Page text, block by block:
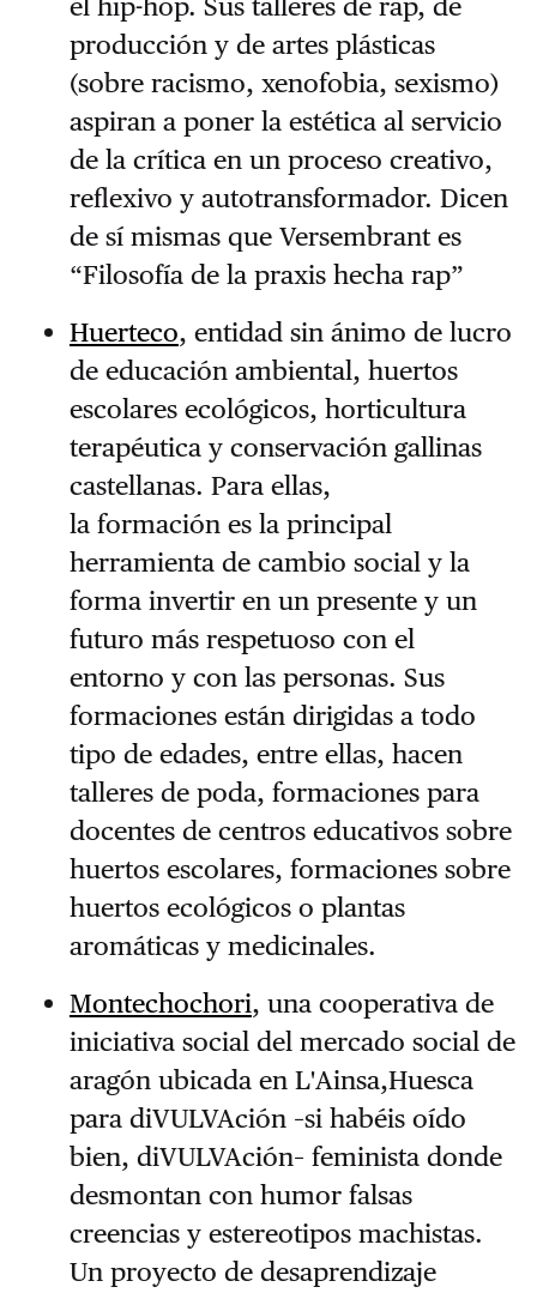
el hip-hop. Sus talleres de rap, de
producción y de artes plásticas
(sobre racismo, xenofobia, sexismo)
aspiran a poner la estética al servicio
de la crítica en un proceso creativo,
reflexivo y autotransformador. Dicen
de sí mismas que Versembrant es
“Filosofía de la praxis hecha rap”
Huerteco, entidad sin ánimo de lucro
de educación ambiental, huertos
escolares ecológicos, horticultura
terapéutica y conservación gallinas
castellanas. Para ellas,
la formación es la principal
herramienta de cambio social y la
forma invertir en un presente y un
futuro más respetuoso con el
entorno y con las personas. Sus
formaciones están dirigidas a todo
tipo de edades, entre ellas, hacen
talleres de poda, formaciones para
docentes de centros educativos sobre
huertos escolares, formaciones sobre
huertos ecológicos o plantas
aromáticas y medicinales.
Montechochori, una cooperativa de
iniciativa social del mercado social de
aragón ubicada en L'Ainsa,Huesca
para diVULVAción –si habéis oído
bien, diVULVAción– feminista donde
desmontan con humor falsas
creencias y estereotipos machistas.
Un proyecto de desaprendizaje